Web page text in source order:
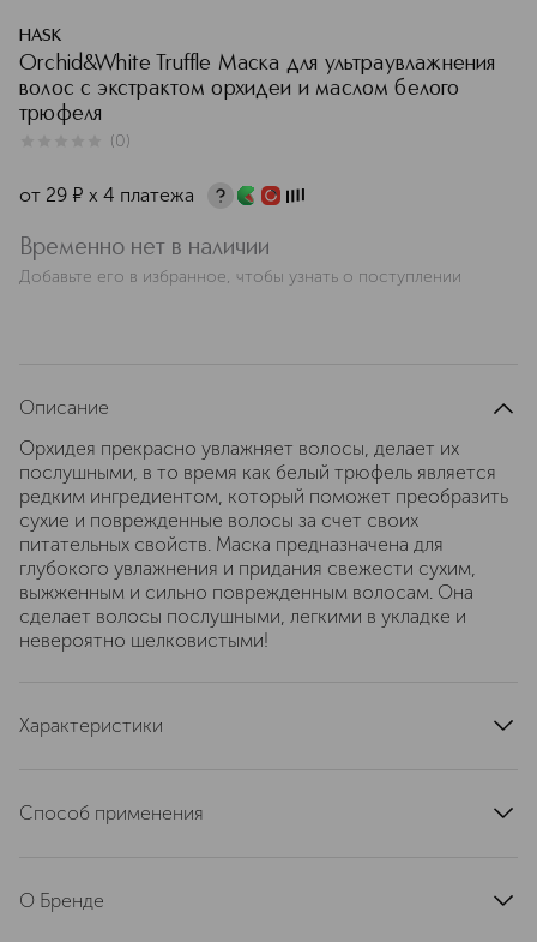
HASK
Orchid&White Truffle Маска для ультраувлажнения
волос с экстрактом орхидеи и маслом белого
трюфеля
(0)
от 29 ¤ х 4 платежа
Временно нет в наличии
Добавьте его в избранное, чтобы узнать о поступлении
Описание
Орхидея прекрасно увлажняет волосы, делает их
послушными, в то время как белый трюфель является
редким ингредиентом, который поможет преобразить
сухие и поврежденные волосы за счет своих
питательных свойств. Маска предназначена для
глубокого увлажнения и придания свежести сухим,
выжженным и сильно поврежденным волосам. Она
сделает волосы послушными, легкими в укладке и
невероятно шелковистыми!
Характеристики
артикул
Способ применения
на 10 минут. Тщательно промойте. Продолжите свою
О Бренде